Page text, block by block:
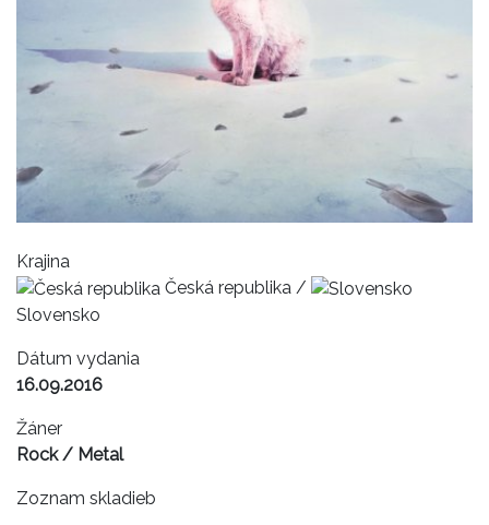
Krajina
Česká republika /
Slovensko
Dátum vydania
16.09.2016
Žáner
Rock / Metal
Zoznam skladieb